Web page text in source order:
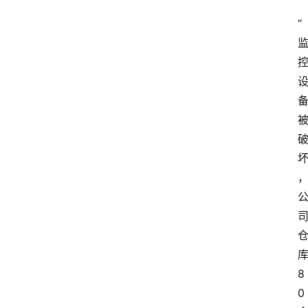
“
监
控
设
备
被
破
坏
，
公
司
仓
库
8
0